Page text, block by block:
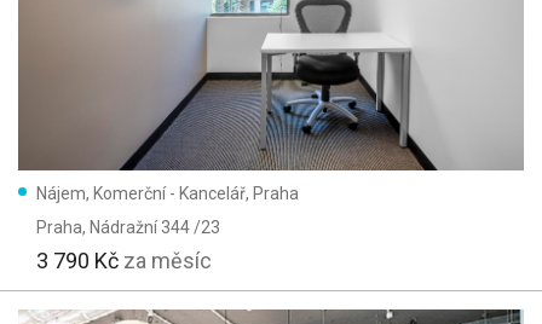
Nájem, Komerční - Kancelář, Praha
Praha, Nádražní 344 /23
3 790 Kč za měsíc